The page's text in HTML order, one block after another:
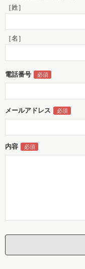
［姓］
［名］
電話番号
メールアドレス
内容